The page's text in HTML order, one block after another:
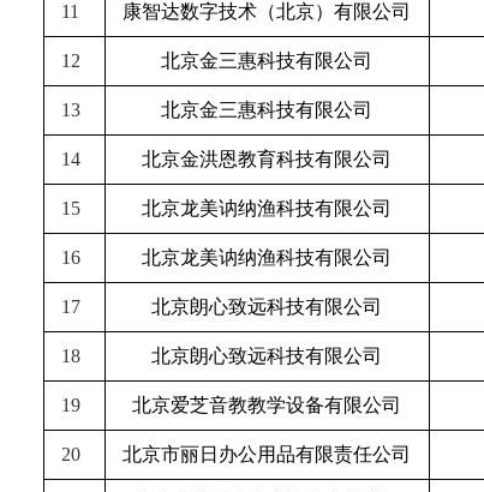
11 康智达数字技术（北京）有限公司
12 北京金三惠科技有限公司
13 北京金三惠科技有限公司
14 北京金洪恩教育科技有限公司
15 北京龙美讷纳渔科技有限公司
16 北京龙美讷纳渔科技有限公司
17 北京朗心致远科技有限公司
18 北京朗心致远科技有限公司
19 北京爱芝音教教学设备有限公司
20 北京市丽日办公用品有限责任公司